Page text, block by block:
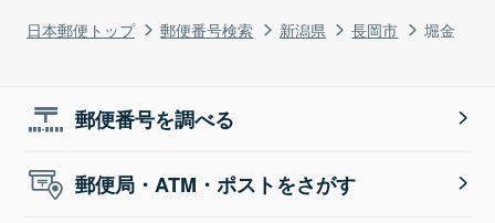
日本郵便トップ 郵便番号検索 新潟県 長岡市 堀金
郵便番号を調べる
郵便局・ATM・ポストをさがす